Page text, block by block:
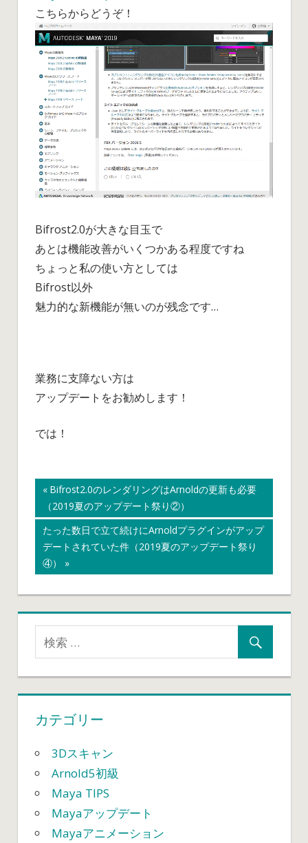
こちらからどうぞ！
Bifrost2.0が大きな目玉で
あとは機能改善がいくつかある程度ですね
ちょっと私の使い方としては
Bifrost以外
魅力的な新機能が無いのが残念です…
業務に支障ない方は
アップデートをお勧めします！
では！
投
稿
ナ
ゲ
ー
シ
前
の
記
事:
Bifrost2.0のレンダリングはArnoldの更新も必要
（2019夏のアップデート祭り②）
次
の
記
たった数日で立て続けにArnoldプラグインがアップ
デートされていた件（2019夏のアップデート祭り
④）
カテゴリー
3Dスキャン
Arnold5初級
Maya TIPS
Mayaアップデート
Mayaアニメーション